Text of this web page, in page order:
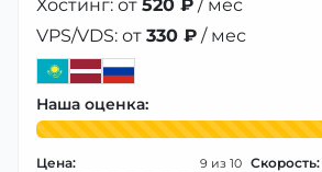
Хостинг: от 520 ₽ / мес
VPS/VDS: от 330 ₽ / мес
Наша оценка:
Цена: 9 Скорость: